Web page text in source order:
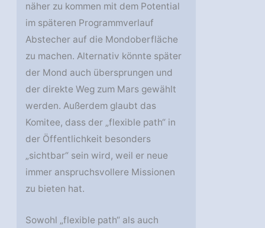
näher zu kommen mit dem Potential
im späteren Programmverlauf
Abstecher auf die Mondoberfläche
zu machen. Alternativ könnte später
der Mond auch übersprungen und
der direkte Weg zum Mars gewählt
werden. Außerdem glaubt das
Komitee, dass der „flexible path“ in
der Öffentlichkeit besonders
„sichtbar“ sein wird, weil er neue
immer anspruchsvollere Missionen
zu bieten hat.
Sowohl „flexible path“ als auch